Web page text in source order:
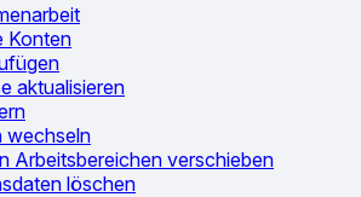
Konten
aktualisieren
wechseln
Arbeitsbereichen verschieben
löschen